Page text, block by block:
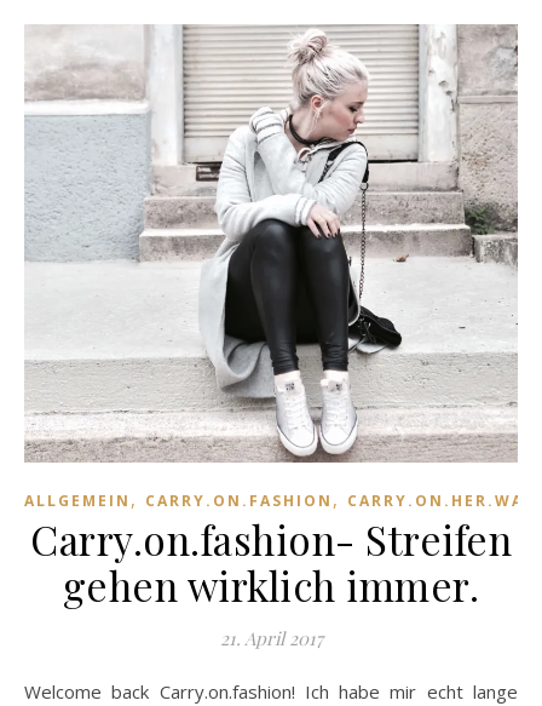
ALLGEMEIN , CARRY.ON.FASHION ,
Carry.on.fashion- Streifen
gehen wirklich immer.
21. April 2017
Welcome back Carry.on.fashion! Ich habe mir echt lange